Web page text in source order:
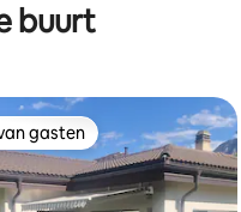
buurt
van gasten
gasten